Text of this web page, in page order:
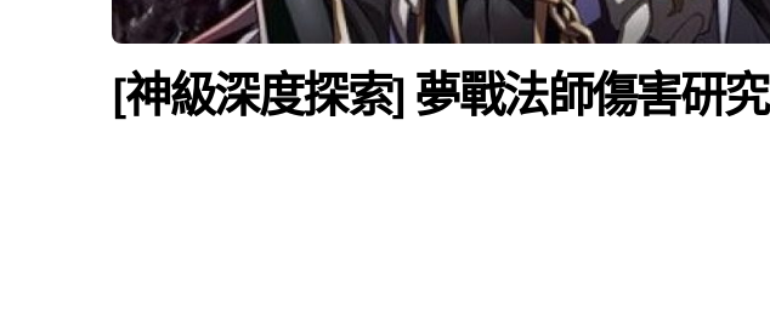
[神級深度探索] 夢戰法師傷害研究